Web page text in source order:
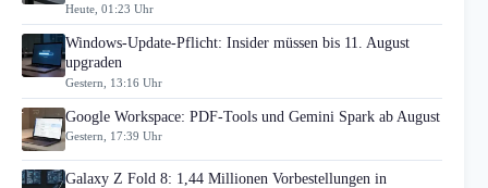
Heute, 01:23 Uhr
Windows-Update-Pflicht: Insider müssen bis 11. August
upgraden
Gestern, 13:16 Uhr
Google Workspace: PDF-Tools und Gemini Spark ab August
Gestern, 17:39 Uhr
Galaxy Z Fold 8: 1,44 Millionen Vorbestellungen in